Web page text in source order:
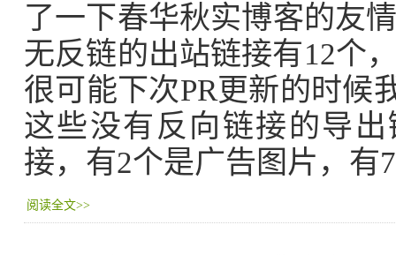
了一下春华秋实博客的友
无反链的出站链接有12个
很可能下次PR更新的时候
这些没有反向链接的导
接，有2个是广告图片，有
阅读全文>>